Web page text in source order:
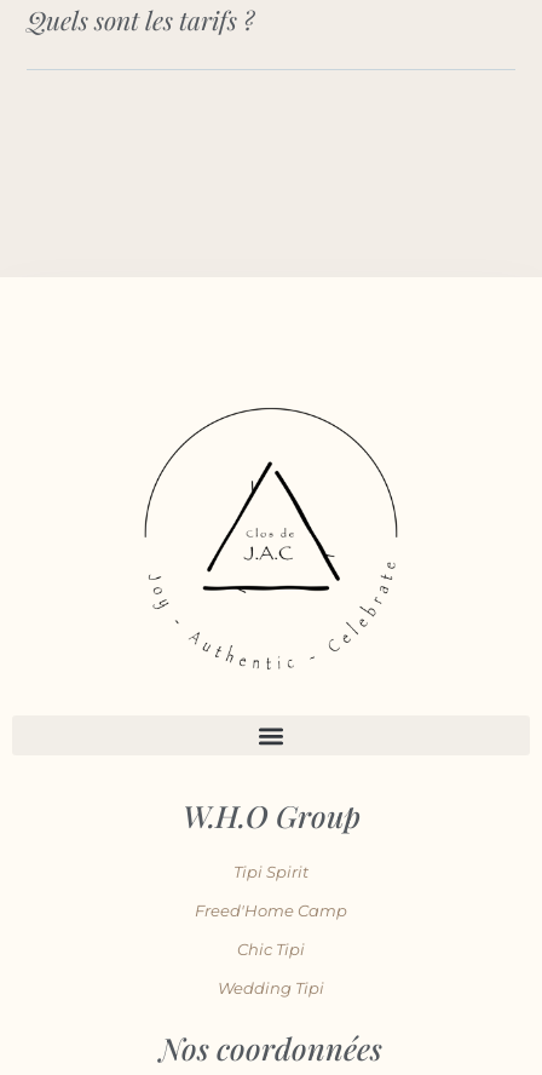
Quels sont les tarifs ?
W.H.O Group
Tipi Spirit
Freed'Home Camp
Chic Tipi
Wedding Tipi
Nos coordonnées